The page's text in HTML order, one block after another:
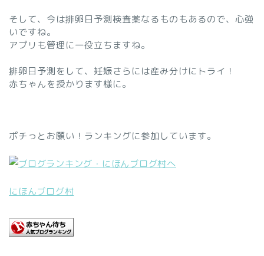
そして、今は排卵日予測検査薬なるものもあるので、心強
いですね。
アプリも管理に一役立ちますね。
排卵日予測をして、妊娠さらには産み分けにトライ！
赤ちゃんを授かります様に。
ポチっとお願い！ランキングに参加しています。
にほんブログ村